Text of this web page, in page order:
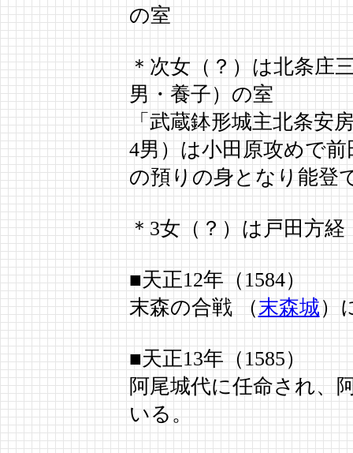
の室
＊次女（？）は北条庄
男・養子）の室
「武蔵鉢形城主北条安
4男）は小田原攻めで
の預りの身となり能登
＊3女（？）は戸田方
■天正12年（1584）
末森の合戦 （末森城）
■天正13年（1585）
阿尾城代に任命され、
いる。